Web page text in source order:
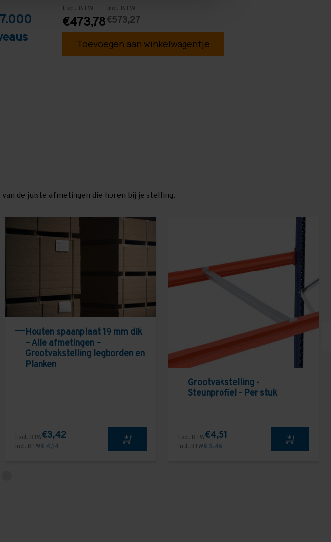
Excl. BTW
€473,78
Incl. BTW
€573,27
Toevoegen aan winkelwagentje
de juiste afmetingen die horen bij je stelling.
Houten spaanplaat 19 mm dik
– Alle afmetingen –
Grootvakstelling legborden en
Planken
Excl. BTW€3,42
Incl. BTW€ 4,14
Grootvakstelling -
Steunprofiel - Per stuk
Excl. BTW€4,51
Incl. BTW€ 5,46